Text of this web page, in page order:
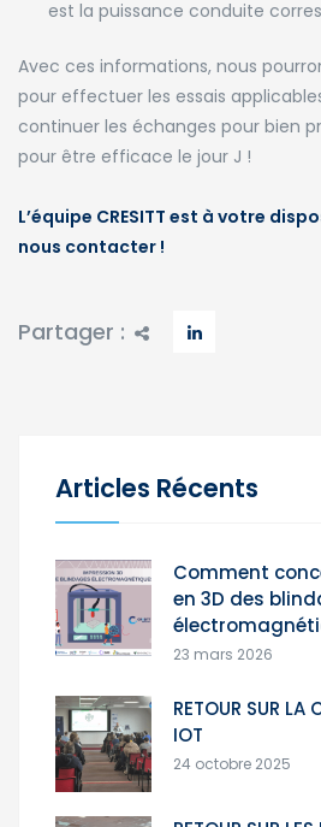
est la puissance conduite
Avec ces informations, nous
pour effectuer les essais
continuer les échanges pour bien
pour être efficace le jour J !
L’équipe CRESITT est à votre
nous contacter !
Partager :
Articles Récents
Comment
en 3D des
23 mars 2026
RETOUR SUR LA
IOT
24 octobre 2025